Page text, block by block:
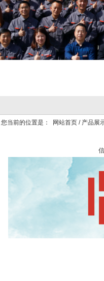
您当前的位置是： 网站首页 / 产品展